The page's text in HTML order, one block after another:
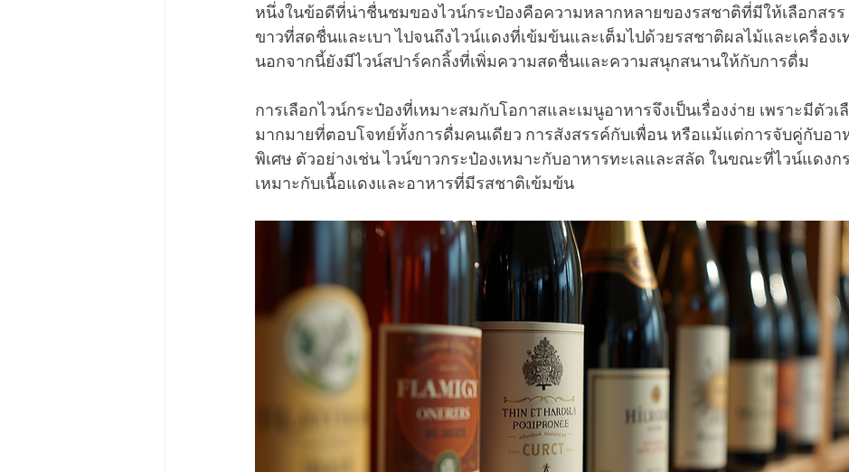
หนึ่งในข้อดีที่น่าชื่นชมของไวน์กระป๋องคือความหลากหลายของรสชาติที่มีให้เลือกสร
ขาวที่สดชื่นและเบา ไปจนถึงไวน์แดงที่เข้มข้นและเต็มไปด้วยรสชาติผลไม้และเครื่องเ
นอกจากนี้ยังมีไวน์สปาร์คกลิ้งที่เพิ่มความสดชื่นและความสนุกสนานให้กับการดื่ม
การเลือกไวน์กระป๋องที่เหมาะสมกับโอกาสและเมนูอาหารจึงเป็นเรื่องง่าย เพราะมีตัวเ
มากมายที่ตอบโจทย์ทั้งการดื่มคนเดียว การสังสรรค์กับเพื่อน หรือแม้แต่การจับคู่กับอา
พิเศษ ตัวอย่างเช่น ไวน์ขาวกระป๋องเหมาะกับอาหารทะเลและสลัด ในขณะที่ไวน์แดงก
เหมาะกับเนื้อแดงและอาหารที่มีรสชาติเข้มข้น